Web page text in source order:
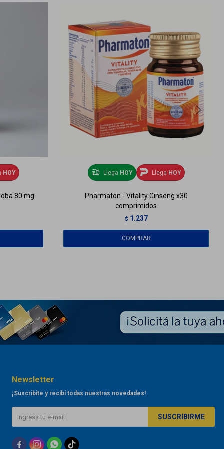
HOY
80 mg
Llega HOY Llega HOY
Pharmaton - Vitality Ginseng x30
comprimidos
$ 1.237
Newsletter
¡Suscribite y recibí todas nuestras novedades!
SUSCRIBIRME
  